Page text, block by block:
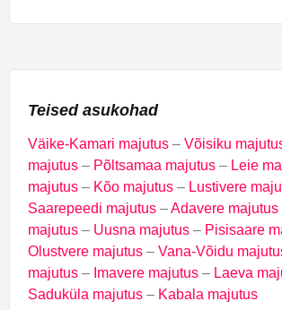
Teised asukohad
Väike-Kamari majutus – Võisiku
majutus – Põltsamaa majutus – Leie
majutus – Kõo majutus – Lustivere
Saarepeedi majutus –Adavere majutus
majutus – Uusna majutus – Pisisaare
Olustvere majutus – Vana-Võidu
majutus – Imavere majutus – Laeva
Saduküla majutus – Kabala majutus